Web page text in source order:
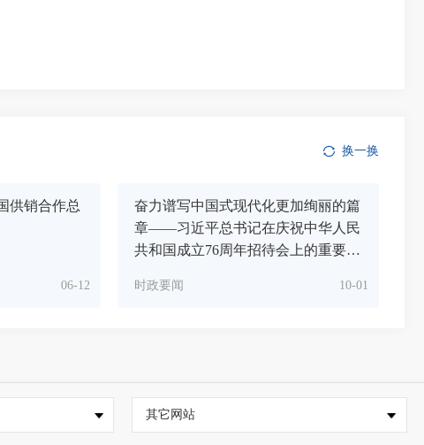
换一换
供销合作总
06-12
奋力谱写中国式现代化更加绚丽的篇
章——习近平总书记在庆祝中华人民
共和国成立76周年招待会上的重要讲
10-01
时政要闻
其它网站